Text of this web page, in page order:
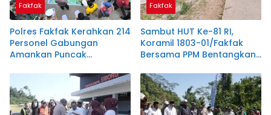
Fakfak
Polres Fakfak Kerahkan 214
Personel Gabungan
Amankan Puncak
Islam di Tanah Papua
Fakfak
Sambut HUT Ke-81 RI,
Koramil 1803-01/Fakfak
Bersama PPM Bentangkan
Meter